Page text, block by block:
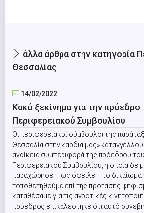
άλλα άρθρα στην κατηγορία
Θεσσαλίας
14/02/2022
Κακό ξεκίνημα για την πρόεδρο
Περιφερειακού Συμβουλίου
Οι περιφερειακοί σύμβουλοι της
Θεσσαλία στην καρδιά μας»
ανοίκεια συμπεριφορά της πρόεδρου του
Περιφερειακού Συμβουλίου, η οποία δε
παραχώρησε – ως όφειλε – το δικαίωμα
τοποθετηθούμε επί της πρότασης
καταθέσαμε για τις αγροτικές
πρόεδρος επικαλέστηκε ότι αυτό